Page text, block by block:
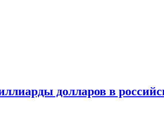
долларов в